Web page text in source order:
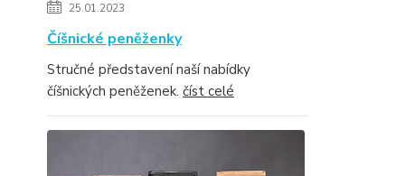
25.01.2023
Číšnické peněženky
Stručné představení naší nabídky
číšnických peněženek. číst celé